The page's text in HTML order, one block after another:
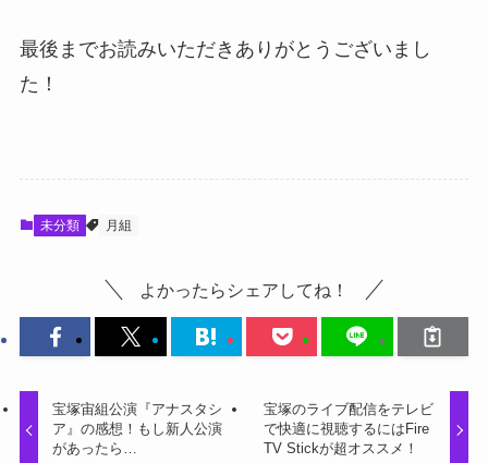
最後までお読みいただきありがとうございまし
た！
未分類 月組
よかったらシェアしてね！
宝塚宙組公演『アナスタシ
ア』の感想！もし新人公演
があったら…
宝塚のライブ配信をテレビ
で快適に視聴するにはFire
TV Stickが超オススメ！